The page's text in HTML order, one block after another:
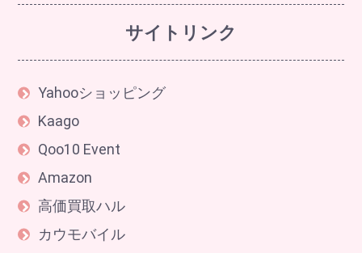
サイトリンク
Yahooショッピング
Kaago
Qoo10 Event
Amazon
高価買取ハル
カウモバイル